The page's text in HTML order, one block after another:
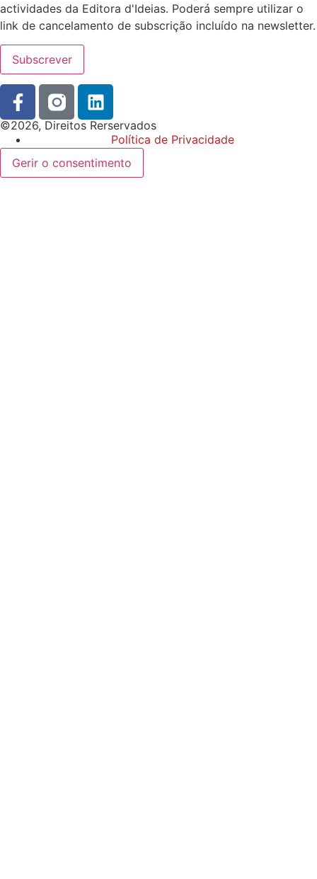
actividades da Editora d'Ideias. Poderá sempre utilizar o
link de cancelamento de subscrição incluído na newsletter.
©2026, Direitos Rerservados
Política de Privacidade
Gerir o consentimento